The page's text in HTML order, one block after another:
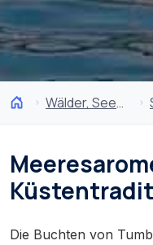
Wälder, Seen und Vulkane
Die Buchten von